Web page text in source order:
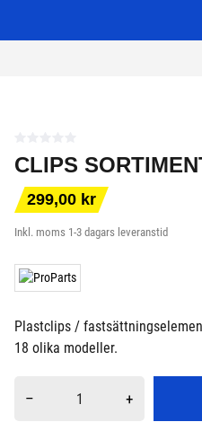
CLIPS
299,00 kr
Inkl. moms 1-3 dagars leveranstid
Plastclips /
18 olika modeller.
– +